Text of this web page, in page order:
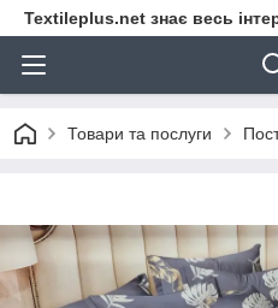
Textileplus.net знає весь
Товари та послуги